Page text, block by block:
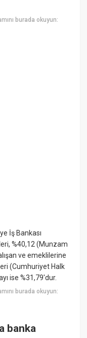
burada okuyun:
İş Bankası
%40,12 (Munzam
ve emeklilerine
(Cumhuriyet Halk
ise %31,79'dur.
burada okuyun:
banka